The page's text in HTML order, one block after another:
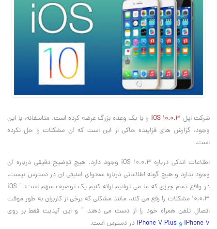
شرکت اپل iOS 10.0.3 را با یک وعده بزرگ عرضه کرده است. متاسفانه، با این
وجود، گزارش های فزاینده حاکی از این است که آن مشکلات را حل نکرده
است.
اطلاعات اندکی درباره iOS 10.0.3 وجود دارد. هیچ توضیح دقیقی درباره آن
وجود ندارد و هیچ گونه اطلاعاتی درباره محتوای امنیتی آن در دسترس نیست.
در واقع تمام چیزی که ما می توانیم ارائه کنیم یک توصیف مبهم است: ” iOS
10.0.3 مشکلات را رفع می کند، مانند مشکلی که برخی از کاربران به طور موقت
اتصال تلفن همراه خود را از دست می دهند ” و این آپدیت فقط بر روی
iPhone 7 و iPhone 7 Plus در دسترس است.